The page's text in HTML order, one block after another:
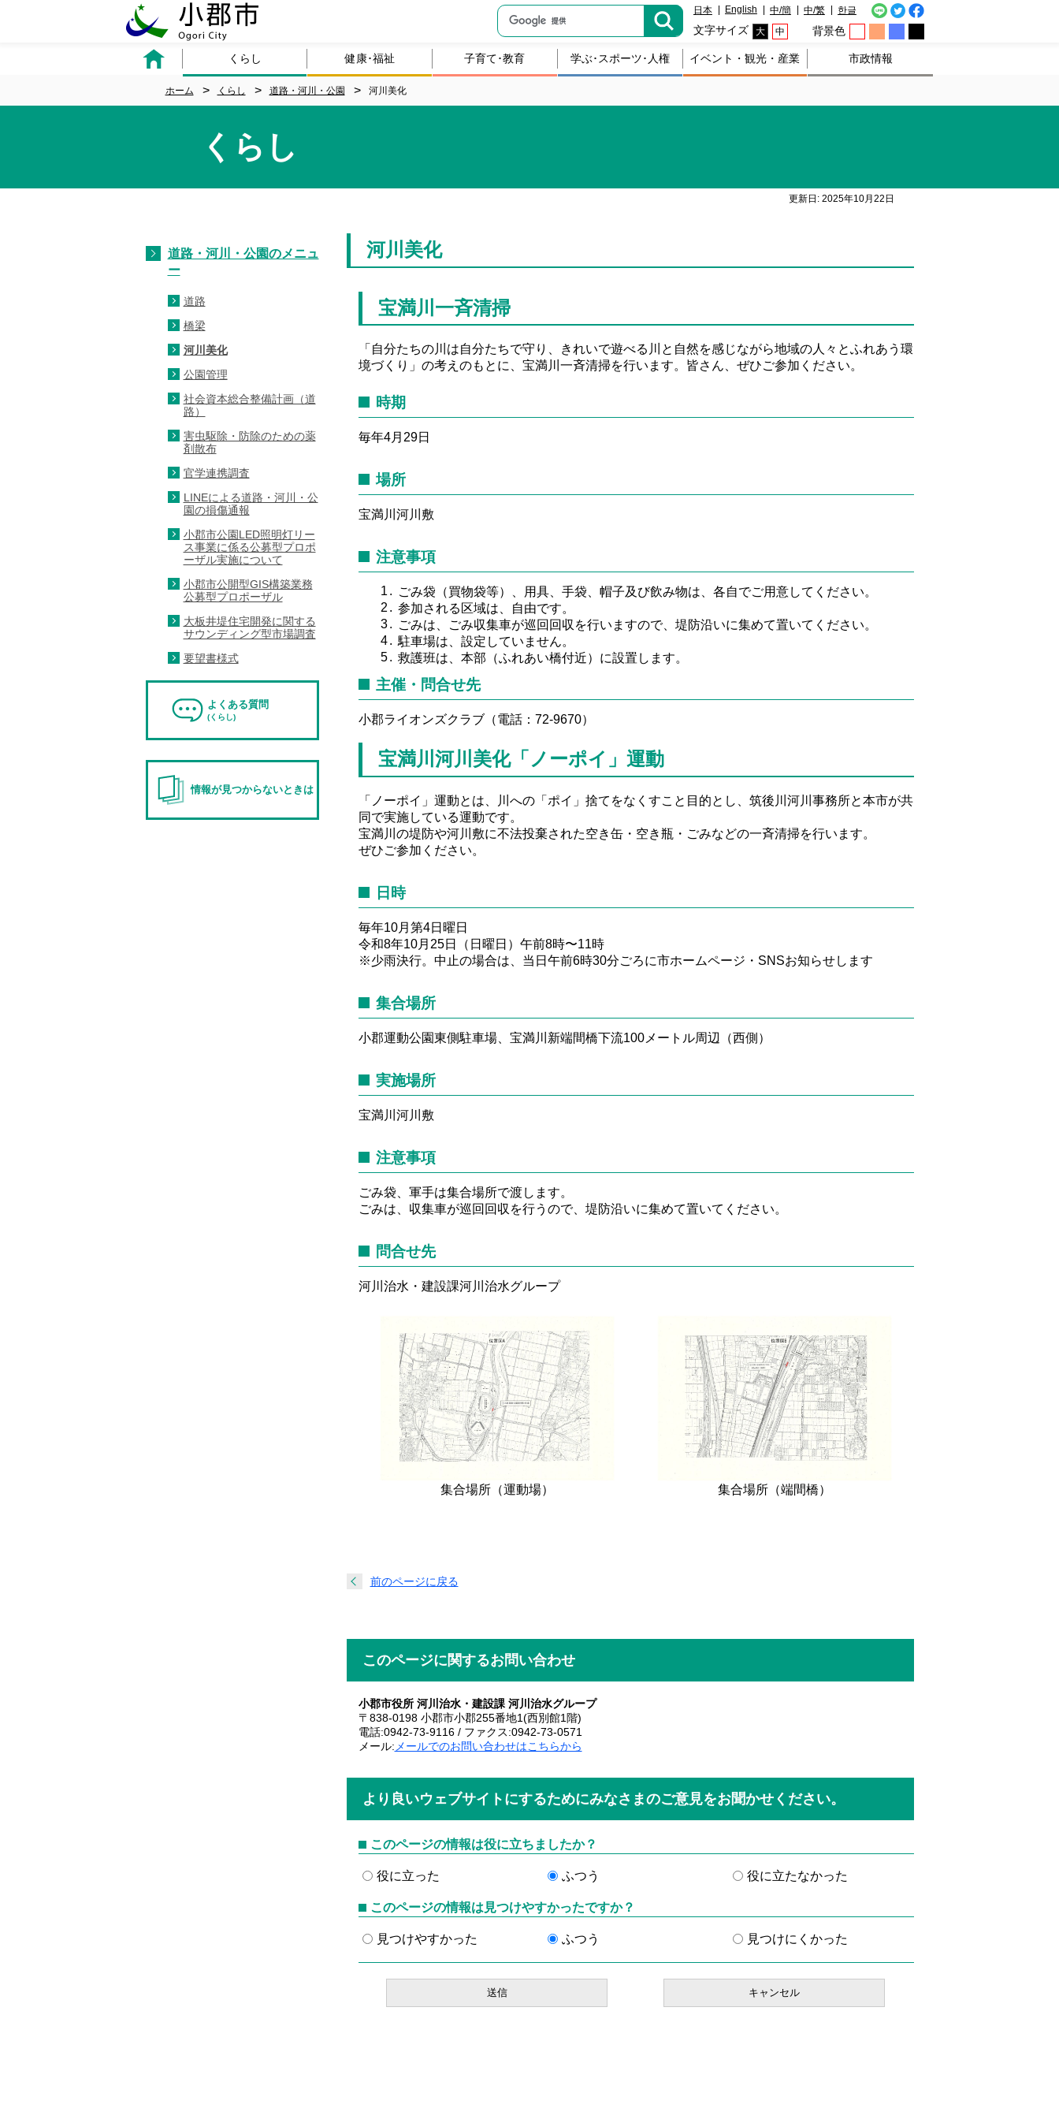
日本 English 中/簡 中/繁 한글
文字サイズ 大 中 背景色
くらし 健康･福祉 子育て･教育 学ぶ･スポーツ･人権 イベント・観光・産業 市政情報
ホーム くらし 道路・河川・公園 河川美化
くらし
更新日: 2025年10月22日
河川美化
宝満川一斉清掃
「自分たちの川は自分たちで守り、きれいで遊べる川と自然を感じながら地域の人々とふれあう環
境づくり」の考えのもとに、宝満川一斉清掃を行います。皆さん、ぜひご参加ください。
時期
毎年4月29日
場所
宝満川河川敷
注意事項
ごみ袋（買物袋等）、用具、手袋、帽子及び飲み物は、各自でご用意してください。
参加される区域は、自由です。
ごみは、ごみ収集車が巡回回収を行いますので、堤防沿いに集めて置いてください。
駐車場は、設定していません。
救護班は、本部（ふれあい橋付近）に設置します。
主催・問合せ先
小郡ライオンズクラブ（電話：72-9670）
宝満川河川美化「ノーポイ」運動
「ノーポイ」運動とは、川への「ポイ」捨てをなくすこと目的とし、筑後川河川事務所と本市が共
同で実施している運動です。
宝満川の堤防や河川敷に不法投棄された空き缶・空き瓶・ごみなどの一斉清掃を行います。
ぜひご参加ください。
日時
毎年10月第4日曜日
令和8年10月25日（日曜日）午前8時〜11時
※少雨決行。中止の場合は、当日午前6時30分ごろに市ホームページ・SNSお知らせします
集合場所
小郡運動公園東側駐車場、宝満川新端間橋下流100メートル周辺（西側）
実施場所
宝満川河川敷
注意事項
ごみ袋、軍手は集合場所で渡します。
ごみは、収集車が巡回回収を行うので、堤防沿いに集めて置いてください。
問合せ先
河川治水・建設課河川治水グループ
集合場所（運動場） 集合場所（端間橋）
前のページに戻る
このページに関するお問い合わせ
小郡市役所 河川治水・建設課 河川治水グループ
〒838-0198 小郡市小郡255番地1(西別館1階)
電話:0942-73-9116 / ファクス:0942-73-0571
メール: メールでのお問い合わせはこちらから
より良いウェブサイトにするためにみなさまのご意見をお聞かせください。
このページの情報は役に立ちましたか？
役に立った ふつう 役に立たなかった
このページの情報は見つけやすかったですか？
見つけやすかった ふつう 見つけにくかった
道路・河川・公園のメニュ
ー
道路
橋梁
河川美化
公園管理
社会資本総合整備計画（道
路）
害虫駆除・防除のための薬
剤散布
官学連携調査
LINEによる道路・河川・公
園の損傷通報
小郡市公園LED照明灯リー
ス事業に係る公募型プロポ
ーザル実施について
小郡市公開型GIS構築業務
公募型プロポーザル
大板井堤住宅開発に関する
サウンディング型市場調査
要望書様式
よくある質問
(くらし)
情報が見つからないときは